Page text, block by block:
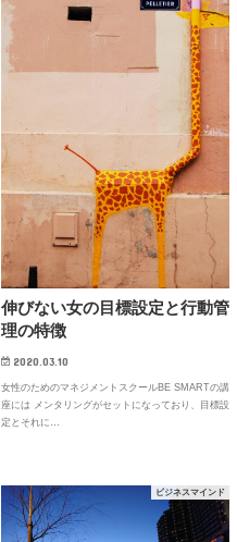
伸びない女の目標設定と行動管
理の特徴
2020.03.10
女性のためのマネジメントスクールBE SMARTの講
座には メンタリングがセットになっており、目標設
定とそれに…
ビジネスマインド